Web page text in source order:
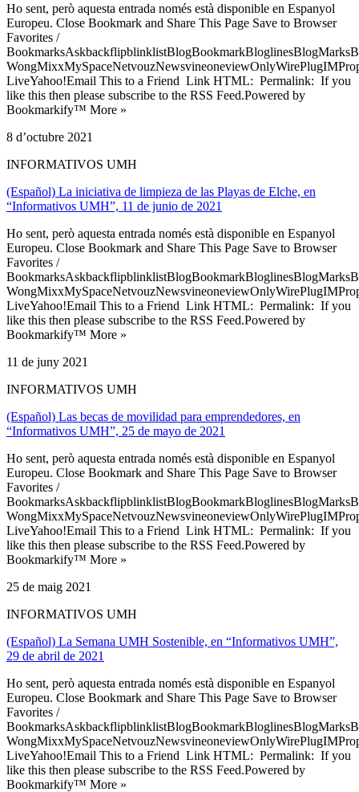
Ho sent, però aquesta entrada només està disponible en Espanyol
Europeu. Close Bookmark and Share This Page Save to Browser
Favorites /
LiveYahoo!Email This to a Friend Link HTML: Permalink: If you
like this then please subscribe to the RSS Feed.Powered by
Bookmarkify™ More »
8 d’octubre 2021
INFORMATIVOS UMH
(Español) La iniciativa de limpieza de las Playas de Elche, en
“Informativos UMH”, 11 de junio de 2021
Ho sent, però aquesta entrada només està disponible en Espanyol
Europeu. Close Bookmark and Share This Page Save to Browser
Favorites /
LiveYahoo!Email This to a Friend Link HTML: Permalink: If you
like this then please subscribe to the RSS Feed.Powered by
Bookmarkify™ More »
11 de juny 2021
INFORMATIVOS UMH
(Español) Las becas de movilidad para emprendedores, en
“Informativos UMH”, 25 de mayo de 2021
Ho sent, però aquesta entrada només està disponible en Espanyol
Europeu. Close Bookmark and Share This Page Save to Browser
Favorites /
LiveYahoo!Email This to a Friend Link HTML: Permalink: If you
like this then please subscribe to the RSS Feed.Powered by
Bookmarkify™ More »
25 de maig 2021
INFORMATIVOS UMH
(Español) La Semana UMH Sostenible, en “Informativos UMH”,
29 de abril de 2021
Ho sent, però aquesta entrada només està disponible en Espanyol
Europeu. Close Bookmark and Share This Page Save to Browser
Favorites /
LiveYahoo!Email This to a Friend Link HTML: Permalink: If you
like this then please subscribe to the RSS Feed.Powered by
Bookmarkify™ More »